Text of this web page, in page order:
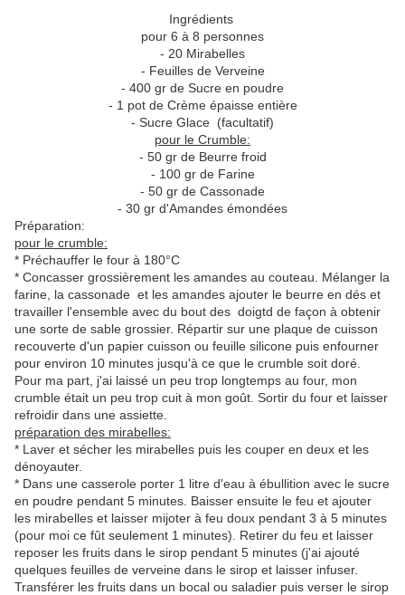
Ingrédients
pour 6 à 8 personnes
- 20 Mirabelles
- Feuilles de Verveine
- 400 gr de Sucre en poudre
- 1 pot de Crème épaisse entière
- Sucre Glace (facultatif)
pour le Crumble:
- 50 gr de Beurre froid
- 100 gr de Farine
- 50 gr de Cassonade
- 30 gr d'Amandes émondées
Préparation:
pour le crumble:
* Préchauffer le four à 180°C
* Concasser grossièrement les amandes au couteau. Mélanger la
farine, la cassonade et les amandes ajouter le beurre en dés et
travailler l'ensemble avec du bout des doigtd de façon à obtenir
une sorte de sable grossier. Répartir sur une plaque de cuisson
recouverte d'un papier cuisson ou feuille silicone puis enfourner
pour environ 10 minutes jusqu'à ce que le crumble soit doré.
Pour ma part, j'ai laissé un peu trop longtemps au four, mon
crumble était un peu trop cuit à mon goût. Sortir du four et laisser
refroidir dans une assiette.
préparation des mirabelles:
* Laver et sécher les mirabelles puis les couper en deux et les
dénoyauter.
* Dans une casserole porter 1 litre d'eau à ébullition avec le sucre
en poudre pendant 5 minutes. Baisser ensuite le feu et ajouter
les mirabelles et laisser mijoter à feu doux pendant 3 à 5 minutes
(pour moi ce fût seulement 1 minutes). Retirer du feu et laisser
reposer les fruits dans le sirop pendant 5 minutes (j'ai ajouté
quelques feuilles de verveine dans le sirop et laisser infuser.
Transférer les fruits dans un bocal ou saladier puis verser le sirop